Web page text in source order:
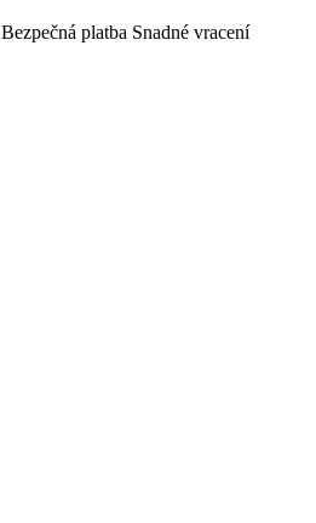
Bezpečná platba Snadné vracení